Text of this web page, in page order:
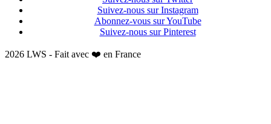
Suivez-nous sur Instagram
Abonnez-vous sur YouTube
Suivez-nous sur Pinterest
2026 LWS - Fait avec ❤️ en France